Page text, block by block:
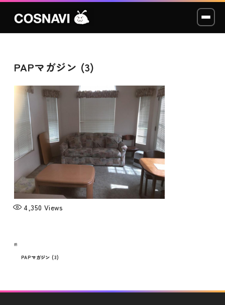
コスプレイベント
モデル撮影会
WCP
ショッカー
スタジオ
LABO
お知らせ
PAPマガジン (3)
4,350 Views
投
稿
ビ
過
稿
前
PAPマガジン (3)